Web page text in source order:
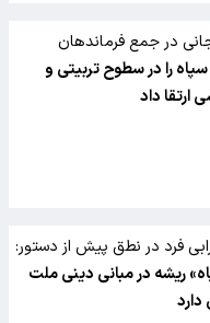
در جمع فرماندهان
سپاه:
سپاه را در سطوح تربیتی و
ارتقا داد
فرد در نطق پیش از دستور:
ریشه در مبانی دینی ملت
دارد